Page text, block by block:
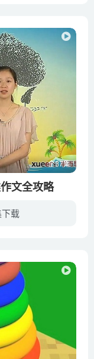
全37集
文全攻略
载